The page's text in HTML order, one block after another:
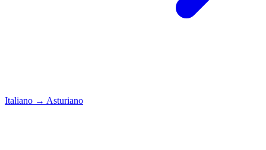
Italiano → Asturiano